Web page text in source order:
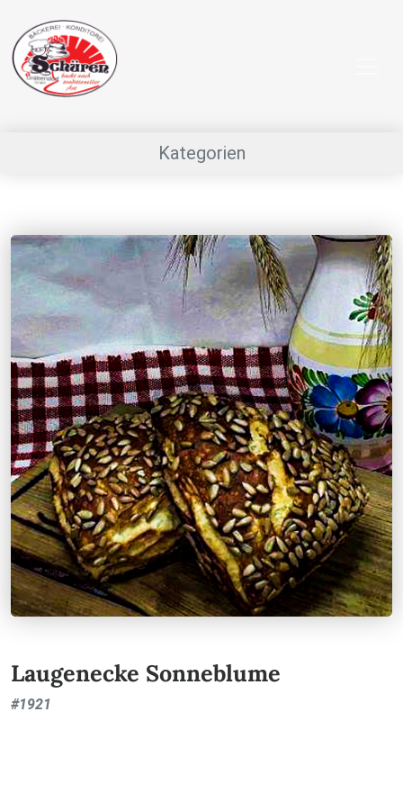
Kategorien
Laugenecke Sonneblume
#1921